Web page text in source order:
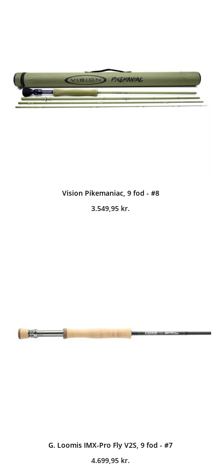
Vision Pikemaniac, 9 fod - #8
3.549,95 kr.
G. Loomis IMX-Pro Fly V2S, 9 fod - #7
4.699,95 kr.